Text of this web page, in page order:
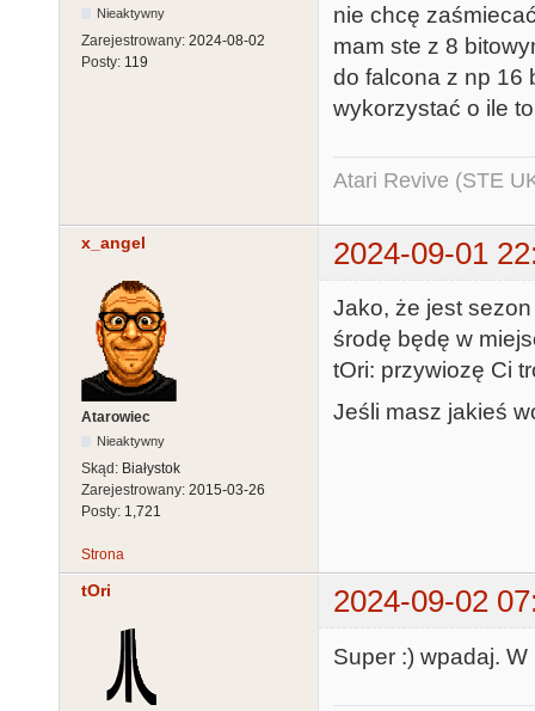
Nieaktywny
Zarejestrowany: 2024-08-02
Posty: 119
nie chcę
mam ste z 8
do falcona z np 16
wykorzystać o ile
Atari Revive (STE
x_angel 2024-09-01
Atarowiec
Nieaktywny
Skąd: Białystok
Zarejestrowany: 2015-03-26
Posty: 1,721
Jako, że jest
środę będę w
tOri: przywiozę Ci
Jeśli masz jakieś
Strona
tOri 2024-09-02
Super :) wpadaj.